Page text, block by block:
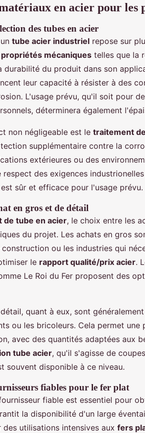
en acier pour les
des tubes en acier
tube acier industriel repose sur
propriétés mécaniques telles que la
durabilité du produit dans son
leur capacité à résister à des
L'usage prévu, qu'il soit pour
déterminera également
non négligeable est le traitement
supplémentaire contre la
extérieures ou des
respect des exigences
sûr et efficace pour l'usage prévu.
en gros et de détail
de tube en acier, le choix entre les
du projet. Les achats en gros
ou les industries qui
le rapport qualité/prix acier.
Le Roi du Fer proposent des
quant à eux, sont
ou les bricoleurs. Cela permet
avec des quantités adaptées aux
tube acier, qu'il s'agisse de
souvent disponible à ce niveau.
fiables pour le fer plat
fiable est essentiel pour
la disponibilité d'un large
des utilisations intensives aux fers